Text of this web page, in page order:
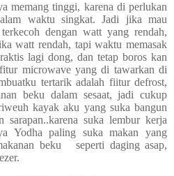
memang tinggi, karena di perlukan
waktu singkat. Jadi jika mau
dengan watt yang rendah,
watt rendah, tapi waktu memasak
lagi dong, dan tetap boros kan
microwave yang di tawarkan di
tertarik adalah fiitur defrost,
beku dalam sesaat, jadi cukup
kayak aku yang suka bangun
sarapan..karena suka lembur kerja
Yodha paling suka makan yang
beku seperti daging asap,